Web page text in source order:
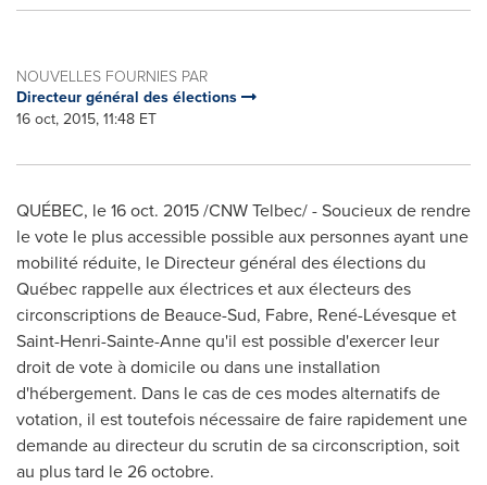
NOUVELLES FOURNIES PAR
Directeur général des élections
16 oct, 2015, 11:48 ET
QUÉBEC, le16 oct. 2015/CNW Telbec/ - Soucieux de rendre
le vote le plus accessible possible aux personnes ayant une
mobilité réduite, le Directeur général des élections du
Québec rappelle aux électrices et aux électeurs des
circonscriptions de Beauce-Sud, Fabre, René-Lévesque et
Saint-Henri-Sainte-Anne qu'il est possible d'exercer leur
droit de vote à domicile ou dans une installation
d'hébergement. Dans le cas de ces modes alternatifs de
votation, il est toutefois nécessaire de faire rapidement une
demande au directeur du scrutin de sa circonscription, soit
au plus tard le 26 octobre.